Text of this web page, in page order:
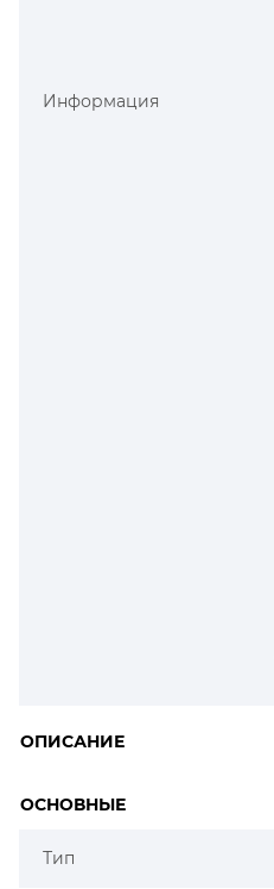
Информация
ОПИСАНИЕ
ОСНОВНЫЕ
Тип